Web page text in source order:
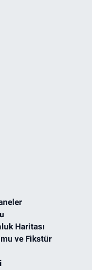
Haritası
ve Fikstür